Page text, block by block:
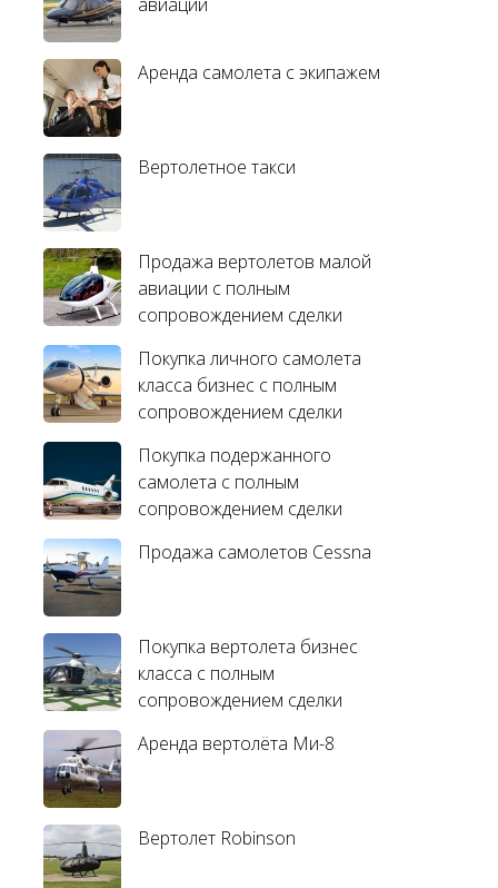
Аренда самолета с экипажем
Вертолетное такси
Продажа вертолетов малой
авиации с полным
сопровождением сделки
Покупка личного самолета
класса бизнес с полным
сопровождением сделки
Покупка подержанного
самолета с полным
сопровождением сделки
Продажа самолетов Cessna
Покупка вертолета бизнес
класса с полным
сопровождением сделки
Аренда вертолёта Ми-8
Вертолет Robinson